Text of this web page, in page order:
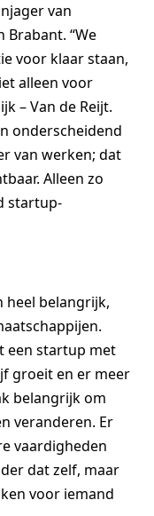
van
“We
voor klaar staan,
alleen voor
– Van de Reijt.
onderscheidend
van werken; dat
Alleen zo
startup-
heel belangrijk,
een startup met
groeit en er meer
belangrijk om
veranderen. Er
vaardigheden
dat zelf, maar
voor iemand